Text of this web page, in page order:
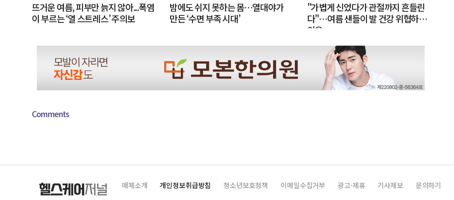
뜨거운 여름, 피부만 늙지 않아...폭염
이 부르는 ‘열 스트레스’ 주의보
밤에도 쉬지 못하는 몸…열대야가
만든 ‘수면 부족 시대’
"가볍게 신었다가 관절까지 흔들린
다"…여름 샌들이 발 건강 위협하는
이유
Comments
매체소개 개인정보취급방침 청소년보호정책 이메일수집거부 광고·제휴 기사제보 문의하기